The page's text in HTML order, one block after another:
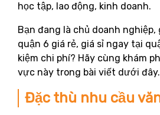
học tập, lao động, kinh doanh.
Bạn đang là chủ doanh
quận 6 giá rẻ, giá sỉ ngay tại
kiệm chi phí? Hãy cùng khám
vực này trong bài viết dưới đây.
Đặc thù nhu cầu